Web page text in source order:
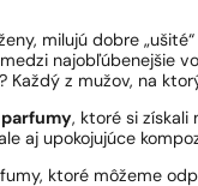
milujú dobre
najobľúbenejšie
Každý z mužov, na
parfumy, ktoré si získali
aj upokojujúce
ktoré môžeme